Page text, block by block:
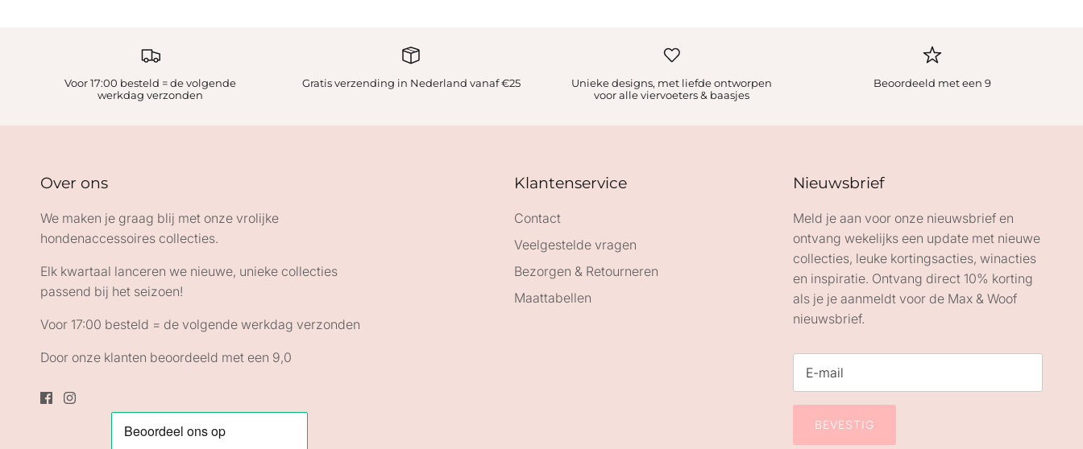
Voor 17:00 besteld = de volgende
werkdag verzonden
Gratis verzending in Nederland vanaf €25
Unieke designs, met liefde ontworpen
voor alle viervoeters & baasjes
Beoordeeld met een 9
Over ons
We maken je graag blij met onze vrolijke
hondenaccessoires collecties.
Elk kwartaal lanceren we nieuwe, unieke collecties
passend bij het seizoen!
Voor 17:00 besteld = de volgende werkdag verzonden
Door onze klanten beoordeeld met een 9,0
Klantenservice
Contact
Veelgestelde vragen
Bezorgen & Retourneren
Maattabellen
Nieuwsbrief
Meld je aan voor onze nieuwsbrief en
ontvang wekelijks een update met nieuwe
collecties, leuke kortingsacties, winacties
en inspiratie. Ontvang direct 10% korting
als je je aanmeldt voor de Max & Woof
nieuwsbrief.
BEVESTIG